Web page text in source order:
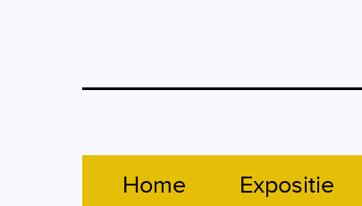
Home Expositie